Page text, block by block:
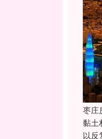
枣庄
黏土
以反